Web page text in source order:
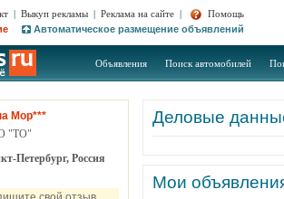
| Выкуп рекламы | Реклама на сайте |
Помощь
Автоматическое размещение объявлений
Объявления Поиск автомобилей
Мор***
"ТО"
Петербург, Россия
Деловые
Мои